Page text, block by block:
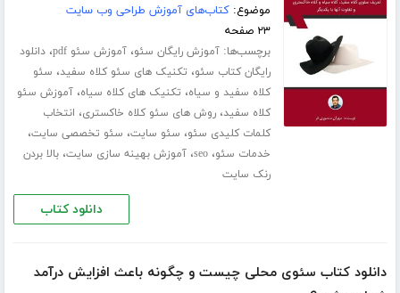
موضوع:کتاب‌های آموزش طراحی وب سایت
۲۳ صفحه
برچسب‌ها:آموزش رایگان سئو،آموزش سئو pdf ،دانلود
رایگان کتاب سئو، تکنیک های سئو کلاه سفید، سئو
کلاه سفید و سیاه، تکنیک های کلاه سیاه،آموزش سئو
کلاه سفید،روش های سئو کلاه خاکستری، انتخاب
کلمات کلیدی سئو، سئو سایت، سئو تخصصی سایت،
خدمات سئو،seo،آموزش بهینه سازی سایت،بالا بردن
رنک سایت
دانلود کتاب
دانلود کتاب سئوی محلی چیست و چگونه باعث افزایش درآمد